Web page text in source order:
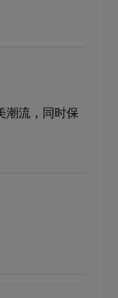
潮流，同时保